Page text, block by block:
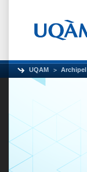
UQAM Archipel